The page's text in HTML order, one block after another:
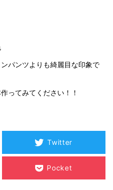
パンツよりも綺麗目な印象で
ってみてください！！
Twitter
Pocket